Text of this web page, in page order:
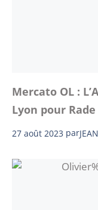
Mercato OL :
Lyon pour
27 août 2023 par